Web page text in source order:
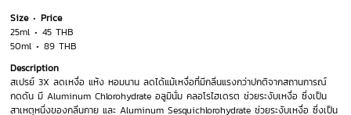
Size
Price
25ml
45 THB
50ml
89 THB
Description
สเปรย์ 3X ลดเหงื่อ แห้ง หอมนาน ลดได้แม้เหงื่อที่มีกลิ่นแรงกว่าปกติจากสถานการณ์
กดดัน มี Aluminum Chlorohydrate อลูมินั่ม คลอโรไฮเดรต ช่วยระงับเหงื่อ ซึ่งเป็น
สาเหตุหนึ่งของกลิ่นกาย และ Aluminum Sesquichlorohydrate ช่วยระงับเหงื่อ ซึ่งเป็น